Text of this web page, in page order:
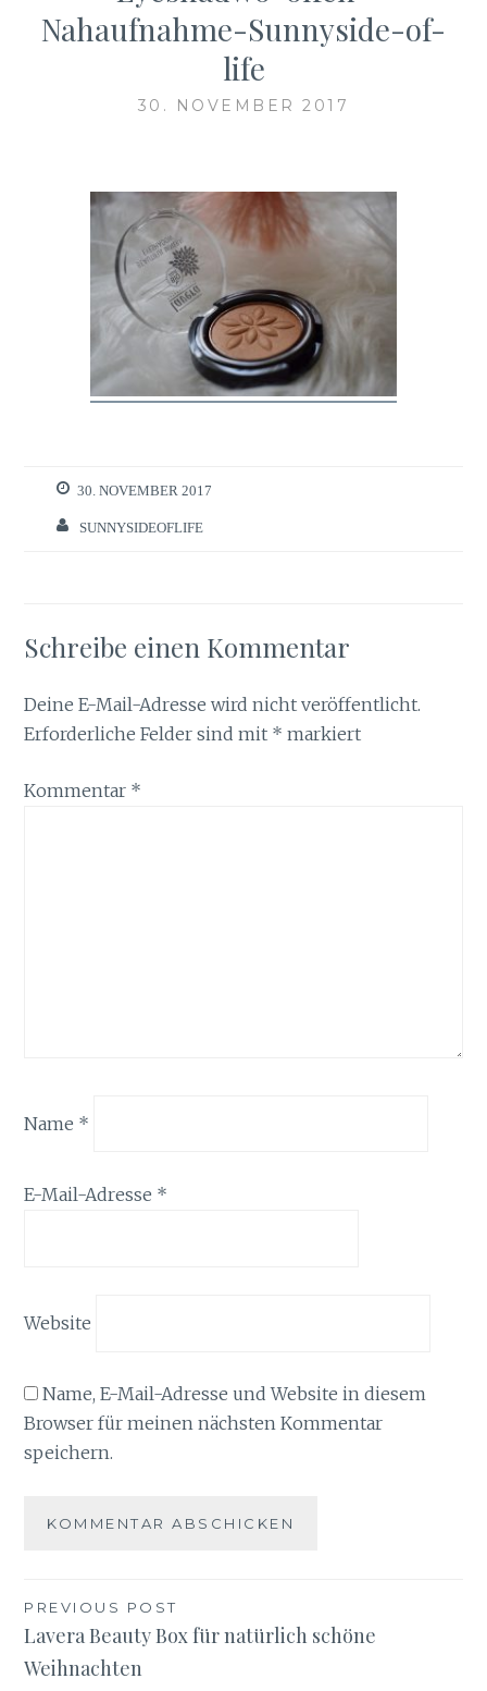
Nahaufnahme-Sunnyside-of-
life
30. NOVEMBER 2017
30. NOVEMBER 2017
SUNNYSIDEOFLIFE
Schreibe einen Kommentar
Deine E-Mail-Adresse wird nicht veröffentlicht.
Erforderliche Felder sind mit * markiert
Kommentar *
Name *
E-Mail-Adresse *
Website
Name, E-Mail-Adresse und Website in diesem
Browser für meinen nächsten Kommentar
speichern.
Beitragsnavigation
PREVIOUS POST
Lavera Beauty Box für natürlich schöne
Weihnachten